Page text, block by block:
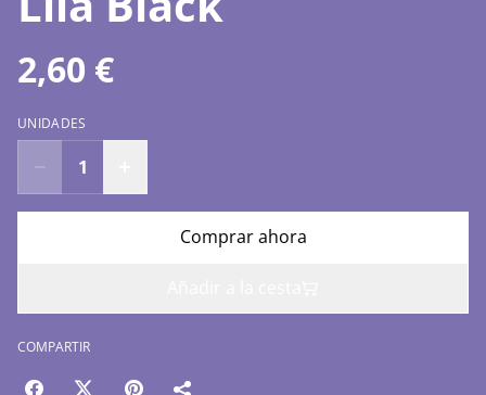
2,60 €
UNIDADES
Comprar ahora
COMPARTIR